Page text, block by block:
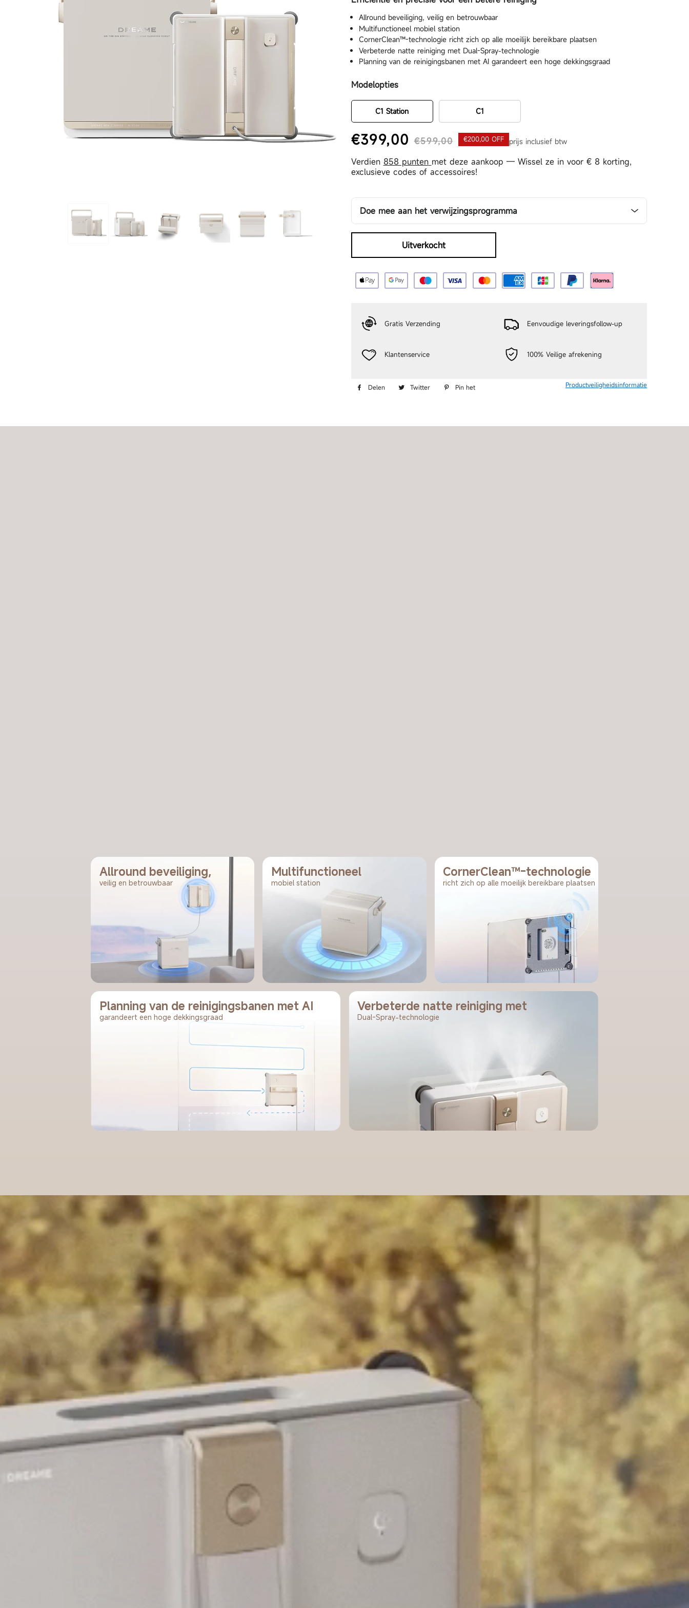
Kleine keukenapparaten
Dreame Life
Verlengde Garantie
L10s Ultra Gen 3 Kit D20 Pro Plus L10s Pro Gen 3 L10s Pro Gen 2
Allround beveiliging, veilig en betrouwbaar
Multifunctioneel mobiel station
CornerClean™-technologie richt zich op alle moeilijk bereikbare plaatsen
Verbeterde natte reiniging met Dual-Spray-technologie
Planning van de reinigingsbanen met AI garandeert een hoge dekkingsgraad
Modelopties
C1 Station C1
€399,00
Normale prijs
€599,00 €200,00 OFF
Aanbiedingsprijs
prijs inclusief btw
Verdien 858 punten met deze aankoop — Wissel ze in voor € 8 korting,
exclusieve codes of accessoires!
Doe mee aan het verwijzingsprogramma
heeft gebruikt voor een aankoop
Doorgaan
Uitverkocht
Gratis Verzending Eenvoudige leveringsfollow-up
Klantenservice 100% Veilige afrekening
Delen Delen op Facebook
Twitter Twitteren op Twitter
Pin het Productveiligheidsinformatie
Allround beveiliging,
veilig en betrouwbaar
Multifunctioneel
mobiel station
CornerClean™-technologie
richt zich op alle moeilijk bereikbare plaatsen
Planning van de reinigingsbanen met AI
garandeert een hoge dekkingsgraad
Verbeterde natte reiniging met
Dual-Spray-technologie